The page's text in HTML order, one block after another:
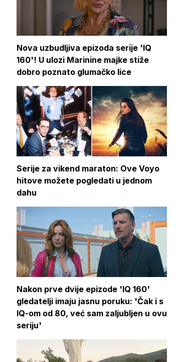
Nova uzbudljiva epizoda serije 'IQ
160'! U ulozi Marinine majke stiže
dobro poznato glumačko lice
Serije za vikend maraton: Ove Voyo
hitove možete pogledati u jednom
dahu
Nakon prve dvije epizode 'IQ 160'
gledatelji imaju jasnu poruku: 'Čak i s
IQ-om od 80, već sam zaljubljen u ovu
seriju'